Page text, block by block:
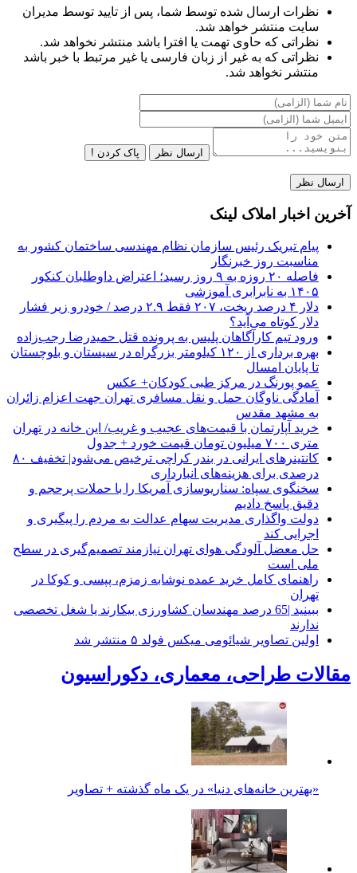
نظرات ارسال شده توسط شما، پس از تایید توسط مدیران
سایت منتشر خواهد شد.
نظراتی که حاوی تهمت یا افترا باشد منتشر نخواهد شد.
نظراتی که به غیر از زبان فارسی یا غیر مرتبط با خبر باشد
منتشر نخواهد شد.
ارسال نظر پاک کردن !
آخرین اخبار املاک لینک
پیام تبریک رئیس سازمان نظام مهندسی ساختمان کشور به
مناسبت روز خبرنگار
فاصله ۲۰ روزه به ۹ روز رسید؛ اعتراض داوطلبان کنکور
۱۴۰۵ به نابرابری آموزشی
دلار ۴ درصد ریخت، ۲۰۷ فقط ۲.۹ درصد / خودرو زیر فشار
دلار کوتاه می‌آید؟
ورود تیم کارآگاهان پلیس به پرونده قتل حمیدرضا رجب‌زاده
بهره برداری از ۱۲۰ کیلومتر بزرگراه در سیستان و بلوچستان
تا پایان امسال
عمو پورنگ در مرکز طبی کودکان+ عکس
آمادگی ناوگان حمل و نقل مسافری تهران جهت اعزام زائران
به مشهد مقدس
خرید آپارتمان با قیمت‌های عجیب و غریب/ این خانه در تهران
متری ۷۰۰ میلیون تومان قیمت خورد + جدول
کانتینرهای ایرانی در بندر کراچی ترخیص می‌شود| تخفیف ۸۰
درصدی برای هزینه‌های انبارداری
سخنگوی سپاه: سناریوسازی آمریکا را با حملات پرحجم‌‌ و
دقیق‌ پاسخ دادیم
دولت واگذاری مدیریت سهام عدالت به مردم را پیگیری و
اجرایی کند
حل معضل آلودگی هوای تهران نیازمند تصمیم‌گیری در سطح
ملی است
راهنمای کامل خرید عمده نوشابه زمزم، پپسی و کوکا در
تهران
ببینید |65 درصد مهندسان کشاورزی بیکارند یا شغل تخصصی
ندارند
اولین تصاویر شیائومی میکس فولد ۵ منتشر شد
مقالات طراحی، معماری، دکوراسیون
«بهترین خانه‌های دنیا» در یک ماه گذشته + تصاویر